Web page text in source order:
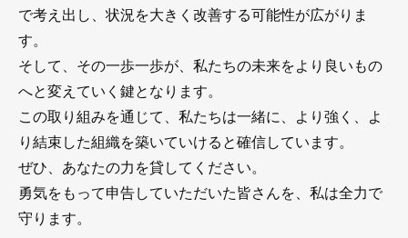
で考え出し、状況を大きく改善する可能性が広がりま
す。
そして、その一歩一歩が、私たちの未来をより良いもの
へと変えていく鍵となります。
この取り組みを通じて、私たちは一緒に、より強く、よ
り結束した組織を築いていけると確信しています。
ぜひ、あなたの力を貸してください。
勇気をもって申告していただいた皆さんを、私は全力で
守ります。